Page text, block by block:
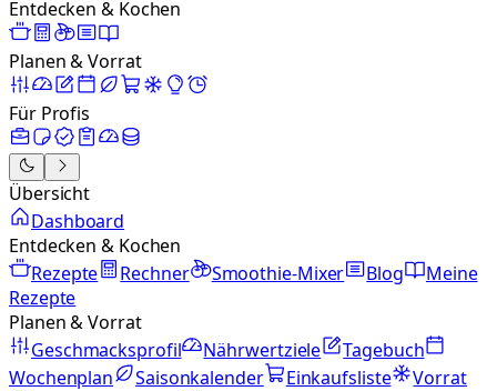
Entdecken & Kochen
Planen & Vorrat
Für Profis
Übersicht
Dashboard
Entdecken & Kochen
Rezepte
Rechner Smoothie-Mixer Blog
Meine
Rezepte
Planen & Vorrat
Geschmacksprofil
Nährwertziele
Tagebuch
Wochenplan
Saisonkalender Einkaufsliste
Vorrat